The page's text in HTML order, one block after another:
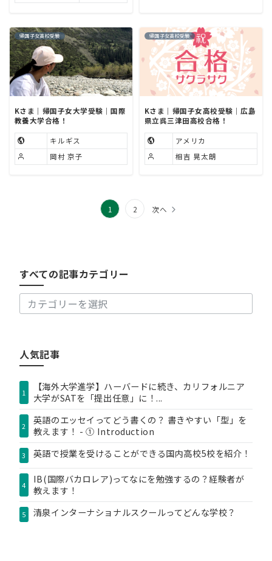
帰国子女高校受験
Kさま｜帰国子女大学受験｜国際
教養大学合格！
キルギス
岡村 京子
帰国子女高校受験
Kさま｜帰国子女高校受験｜広島
県立呉三津田高校合格！
アメリカ
相吉 晃太朗
ペ
ー
ジ
り
1 2 次へ
すべての記事カテゴリー
記
事
ー
人気記事
1
【海外大学進学】ハーバードに続き、カリフォルニア
大学がSATを「提出任意」に！...
2
英語のエッセイってどう書くの？ 書きやすい「型」を
教えます！ - ① Introduction
3 英語で授業を受けることができる国内高校5校を紹介！
4
IB(国際バカロレア)ってなにを勉強するの？経験者が
教えます！
5 清泉インターナショナルスクールってどんな学校？